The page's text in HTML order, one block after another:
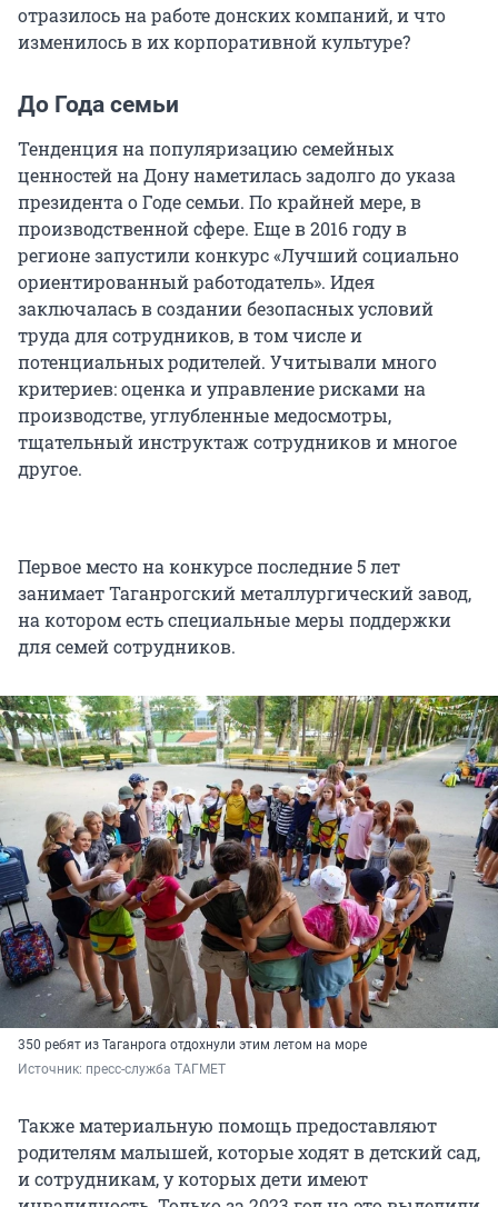
отразилось на работе донских компаний, и что
изменилось в их корпоративной культуре?
До Года семьи
Тенденция на популяризацию семейных
ценностей на Дону наметилась задолго до указа
президента о Годе семьи. По крайней мере, в
производственной сфере. Еще в 2016 году в
регионе запустили конкурс «Лучший социально
ориентированный работодатель». Идея
заключалась в создании безопасных условий
труда для сотрудников, в том числе и
потенциальных родителей. Учитывали много
критериев: оценка и управление рисками на
производстве, углубленные медосмотры,
тщательный инструктаж сотрудников и многое
другое.
Первое место на конкурсе последние 5 лет
занимает Таганрогский металлургический завод,
на котором есть специальные меры поддержки
для семей сотрудников.
350 ребят из Таганрога отдохнули этим летом на море
Источник: пресс-служба ТАГМЕТ
Также материальную помощь предоставляют
родителям малышей, которые ходят в детский сад,
и сотрудникам, у которых дети имеют